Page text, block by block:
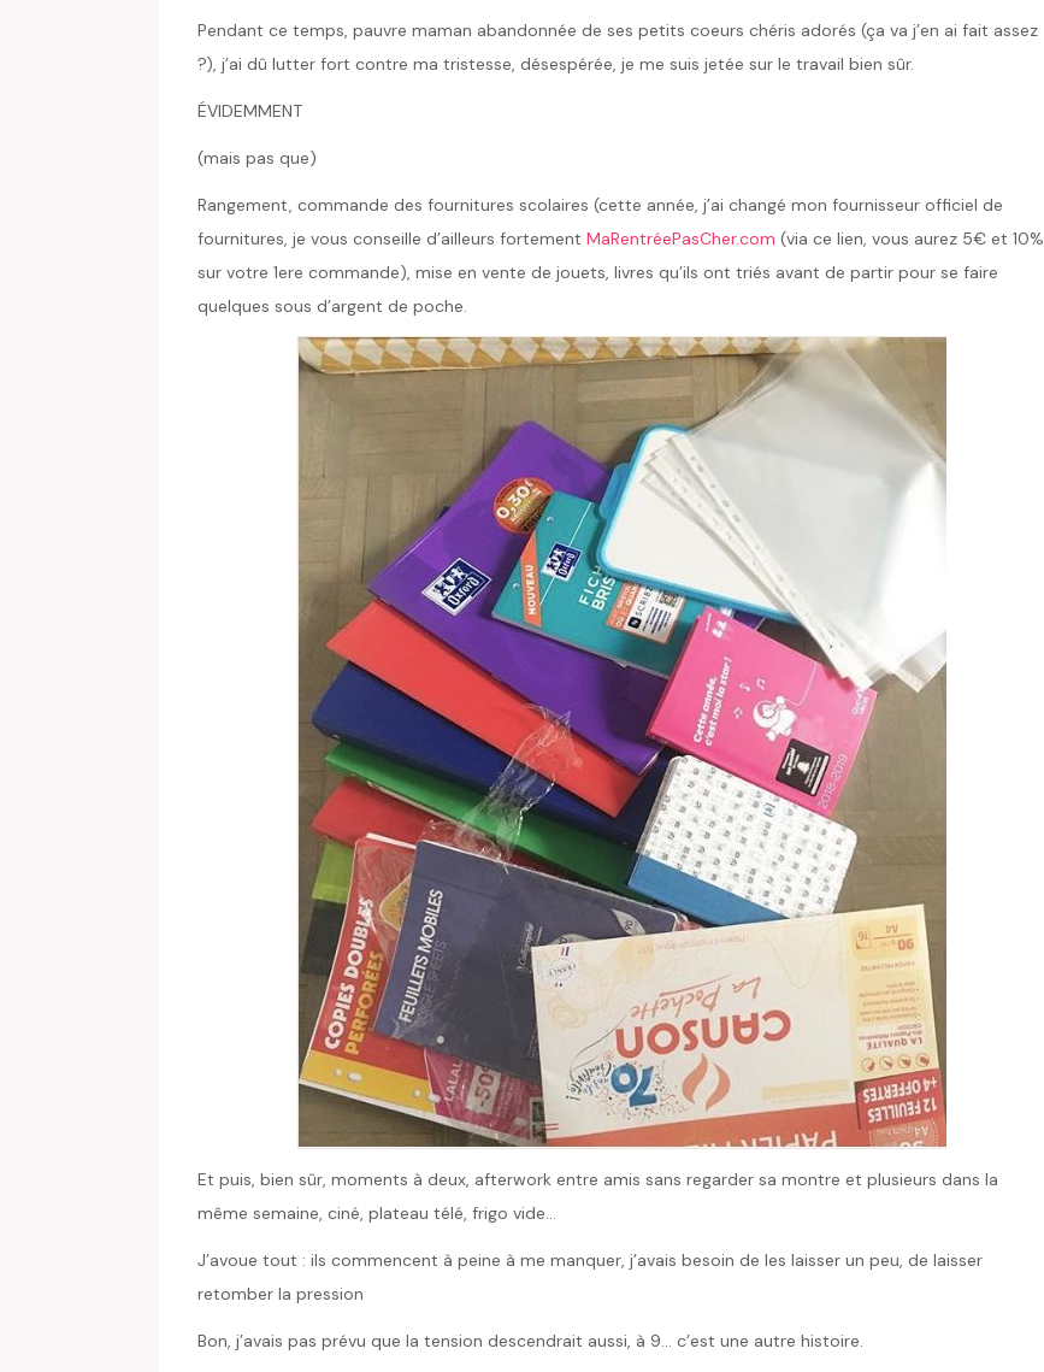
Pendant ce temps, pauvre maman abandonnée de ses petits coeurs chéris adorés (ça va j’en ai fait assez
?), j’ai dû lutter fort contre ma tristesse, désespérée, je me suis jetée sur le travail bien sûr.
ÉVIDEMMENT
(mais pas que)
Rangement, commande des fournitures scolaires (cette année, j’ai changé mon fournisseur officiel de
fournitures, je vous conseille d’ailleurs fortement MaRentréePasCher.com (via ce lien, vous aurez 5€ et 10%
sur votre 1ere commande), mise en vente de jouets, livres qu’ils ont triés avant de partir pour se faire
quelques sous d’argent de poche.
Et puis, bien sûr, moments à deux, afterwork entre amis sans regarder sa montre et plusieurs dans la
même semaine, ciné, plateau télé, frigo vide…
J’avoue tout : ils commencent à peine à me manquer, j’avais besoin de les laisser un peu, de laisser
retomber la pression
Bon, j’avais pas prévu que la tension descendrait aussi, à 9… c’est une autre histoire.